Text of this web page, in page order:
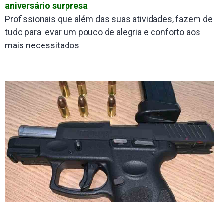
aniversário surpresa
Profissionais que além das suas atividades, fazem de
tudo para levar um pouco de alegria e conforto aos
mais necessitados